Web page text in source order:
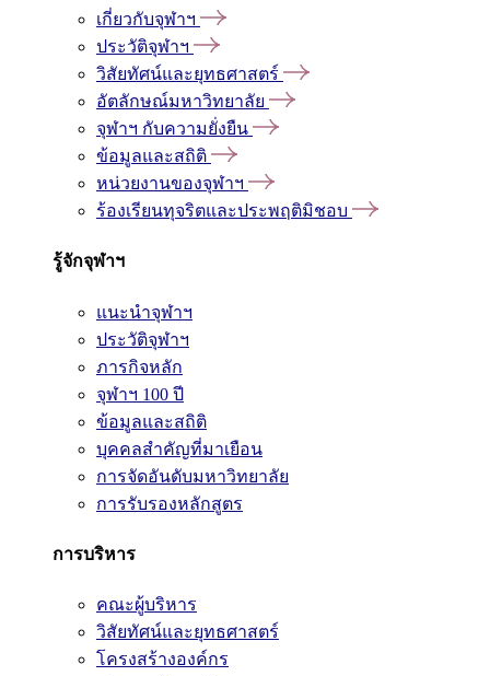
เกี่ยวกับจุฬาฯ
ประวัติจุฬาฯ
วิสัยทัศน์และยุทธศาสตร์
อัตลักษณ์มหาวิทยาลัย
จุฬาฯ กับความยั่งยืน
ข้อมูลและสถิติ
หน่วยงานของจุฬาฯ
ร้องเรียนทุจริตและประพฤติมิชอบ
รู้จักจุฬาฯ
แนะนำจุฬาฯ
ประวัติจุฬาฯ
ภารกิจหลัก
จุฬาฯ 100 ปี
ข้อมูลและสถิติ
บุคคลสำคัญที่มาเยือน
การจัดอันดับมหาวิทยาลัย
การรับรองหลักสูตร
การบริหาร
คณะผู้บริหาร
วิสัยทัศน์และยุทธศาสตร์
โครงสร้างองค์กร